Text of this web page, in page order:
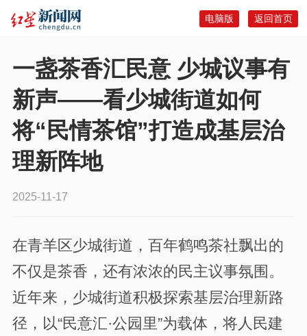
返回首页
电脑版
一盏茶香汇民意 少城议事有
新声——看少城街道如何
将“民情茶馆”打造成基层治
理新阵地
2025-11-17
在青羊区少城街道，百年鹤鸣茶社飘出的
不仅是茶香，还有浓浓的民主议事氛围。
近年来，少城街道积极探索基层治理新路
径，以“民意汇·公园里”为载体，将人民建